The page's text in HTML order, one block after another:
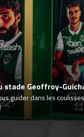
stade Geoffroy-
guider dans les